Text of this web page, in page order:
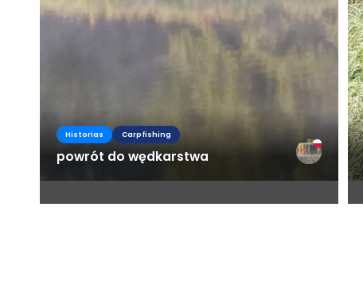
Historias Carpfishing
powrót do wędkarstwa